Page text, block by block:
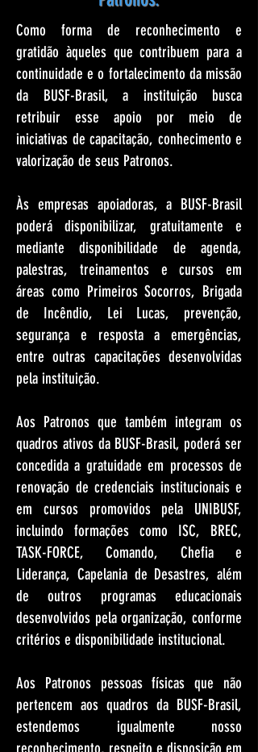
Como forma de reconhecimento e
gratidão àqueles que contribuem para a
continuidade e o fortalecimento da missão
da BUSF-Brasil, a instituição busca
retribuir esse apoio por meio de
iniciativas de capacitação, conhecimento e
valorização de seus Patronos.
Às empresas apoiadoras, a BUSF-Brasil
poderá disponibilizar, gratuitamente e
mediante disponibilidade de agenda,
palestras, treinamentos e cursos em
áreas como Primeiros Socorros, Brigada
de Incêndio, Lei Lucas, prevenção,
segurança e resposta a emergências,
entre outras capacitações desenvolvidas
pela instituição.
Aos Patronos que também integram os
quadros ativos da BUSF-Brasil, poderá ser
concedida a gratuidade em processos de
renovação de credenciais institucionais e
em cursos promovidos pela UNIBUSF,
incluindo formações como ISC, BREC,
TASK-FORCE, Comando, Chefia e
Liderança, Capelania de Desastres, além
de outros programas educacionais
desenvolvidos pela organização, conforme
critérios e disponibilidade institucional.
Aos Patronos pessoas físicas que não
pertencem aos quadros da BUSF-Brasil,
estendemos igualmente nosso